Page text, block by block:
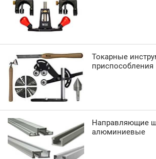
Токарные
приспособления
Направляющие
алюминиевые